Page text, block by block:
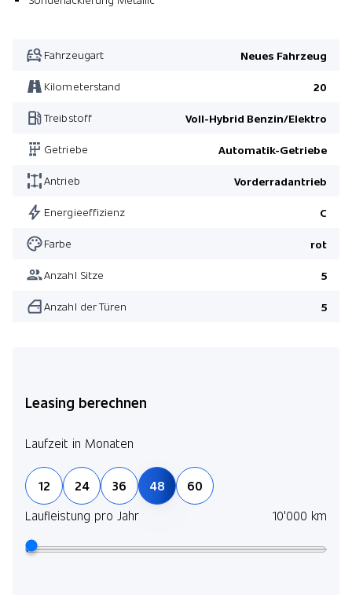
Fahrzeugart Neues Fahrzeug
Kilometerstand 20
Treibstoff Voll-Hybrid Benzin/Elektro
Getriebe Automatik-Getriebe
Antrieb Vorderradantrieb
Energieeffizienz C
Farbe rot
Anzahl Sitze 5
Anzahl der Türen 5
Leasing berechnen
Laufzeit in Monaten
12 24 36 48
60
Laufleistung pro Jahr
10'000 km